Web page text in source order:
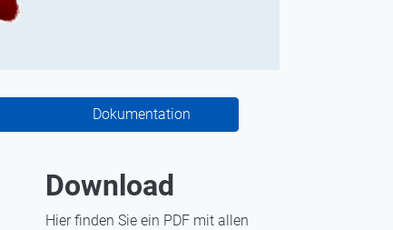
Dokumentation
Download
Hier finden Sie ein PDF mit allen